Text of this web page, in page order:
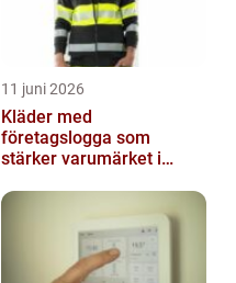
11 juni 2026
Kläder med
företagslogga som
stärker varumärket i